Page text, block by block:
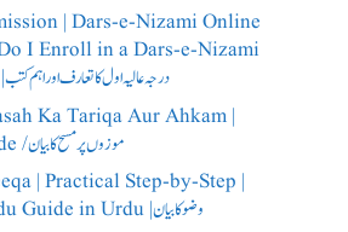
| Dars-e-Nizami Online
I Enroll in a Dars-e-Nizami
Online Class? |درجہ عالیہ اول کا تعارف اور اہم کتب
Ka Tariqa Aur Ahkam |
Complete Guide /​موزوں پر مسح کا بیان
| Practical Step-by-Step |
Complete Wudu Guide in Urdu |وضو کا بیان